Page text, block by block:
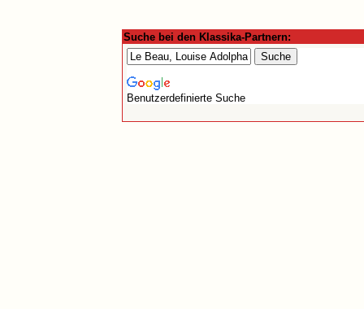
Suche bei den Klassika-Partnern:
Benutzerdefinierte Suche